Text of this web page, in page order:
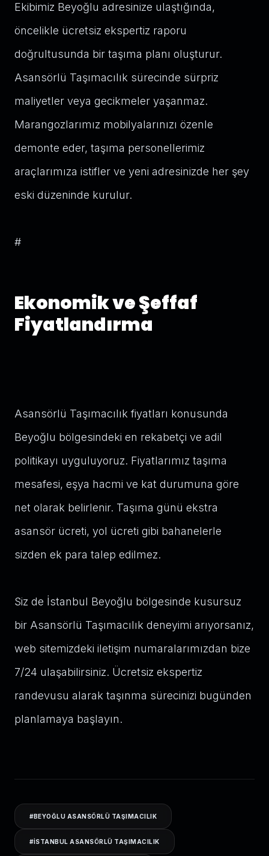
Ekibimiz Beyoğlu adresinize ulaştığında,
öncelikle ücretsiz ekspertiz raporu
doğrultusunda bir taşıma planı oluşturur.
Asansörlü Taşımacılık sürecinde sürpriz
maliyetler veya gecikmeler yaşanmaz.
Marangozlarımız mobilyalarınızı özenle
demonte eder, taşıma personellerimiz
araçlarımıza istifler ve yeni adresinizde her şey
eski düzeninde kurulur.
#
Ekonomik ve Şeffaf
Fiyatlandırma
Asansörlü Taşımacılık fiyatları konusunda
Beyoğlu bölgesindeki en rekabetçi ve adil
politikayı uyguluyoruz. Fiyatlarımız taşıma
mesafesi, eşya hacmi ve kat durumuna göre
net olarak belirlenir. Taşıma günü ekstra
asansör ücreti, yol ücreti gibi bahanelerle
sizden ek para talep edilmez.
Siz de İstanbul Beyoğlu bölgesinde kusursuz
bir Asansörlü Taşımacılık deneyimi arıyorsanız,
web sitemizdeki iletişim numaralarımızdan bize
7/24 ulaşabilirsiniz. Ücretsiz ekspertiz
randevusu alarak taşınma sürecinizi bugünden
planlamaya başlayın.
#BEYOĞLU ASANSÖRLÜ TAŞIMACILIK
#ISTANBUL ASANSÖRLÜ TAŞIMACILIK